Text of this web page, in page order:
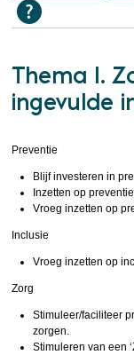
Thema I.
ingevulde
Preventie
Blijf investeren in
Inzetten op
Vroeg inzetten op
Inclusie
Vroeg inzetten op
Zorg
Stimuleer/faciliteer
zorgen.
Stimuleren van een